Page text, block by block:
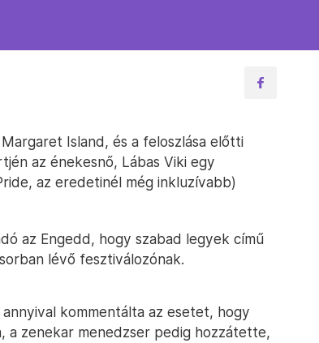
Island, és a feloszlása előtti
az énekesnő, Lábas Viki egy
az eredetinél még inkluzívabb)
az Engedd, hogy szabad legyek című
lévő fesztiválozónak.
kommentálta az esetet, hogy
a zenekar menedzser pedig hozzátette,